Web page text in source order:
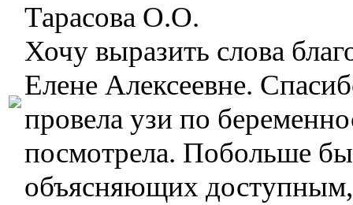
Тарасова О.О.
Хочу выразить слова
Елене Алексеевне.
провела узи по
посмотрела. Побольше
объясняющих